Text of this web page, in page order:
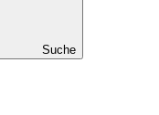
Suche